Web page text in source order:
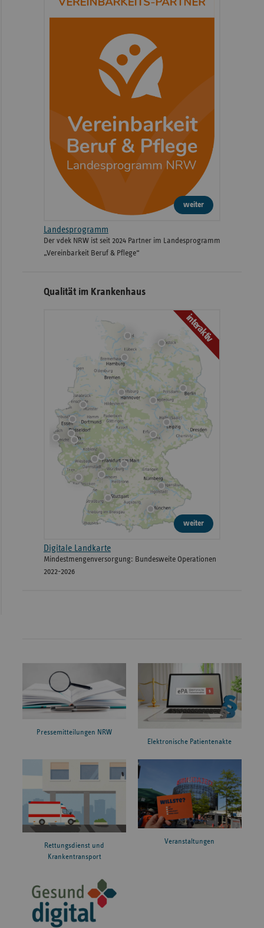
weiter
Landesprogramm
Der vdek NRW ist seit 2024 Partner im Landesprogramm
„Vereinbarkeit Beruf & Pflege“
Qualität im Krankenhaus
interaktiv
weiter
Digitale Landkarte
Mindestmengenversorgung: Bundesweite Operationen
2022-2026
Pressemitteilungen NRW
Elektronische Patientenakte
Rettungsdienst und
Krankentransport
Veranstaltungen